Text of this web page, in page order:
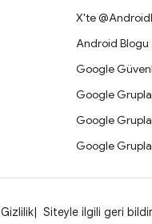
X'te
Android Blogu
Google
Google
Google
Google
Gizlilik Siteyle ilgili geri